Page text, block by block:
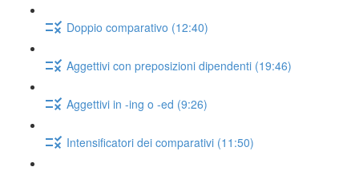
Doppio comparativo (12:40)
Aggettivi con preposizioni dipendenti (19:46)
Aggettivi in -ing o -ed (9:26)
Intensificatori dei comparativi (11:50)